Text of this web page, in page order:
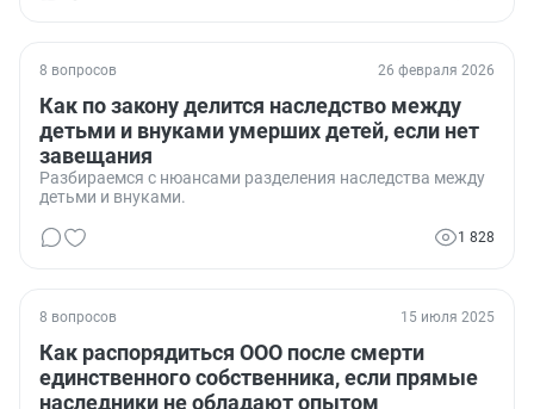
8 вопросов 26 февраля 2026
Как по закону делится наследство между
детьми и внуками умерших детей, если нет
завещания
Разбираемся с нюансами разделения наследства между
детьми и внуками.
1 828
8 вопросов 15 июля 2025
Как распорядиться ООО после смерти
единственного собственника, если прямые
наследники не обладают опытом